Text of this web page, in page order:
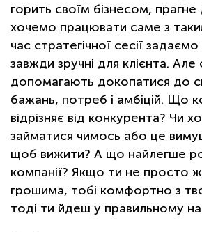
горить своїм бізнесом,
хочемо працювати саме з
час стратегічної сесії
завжди зручні для клієнта.
допомагають докопатися до
бажань, потреб і амбіцій. Що
відрізняє від конкурента? Чи
займатися чимось або це
щоб вижити? А що найлегше
компанії? Якщо ти не просто
грошима, тобі комфортно з
тоді ти йдеш у правильному